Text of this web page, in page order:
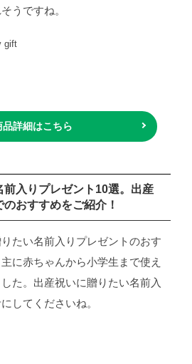
うですね。
gift
品詳細はこちら
入りプレゼント10選。出産
おすすめをご紹介！
たい名前入りプレゼントのおす
に赤ちゃんから小学生まで使え
た。出産祝いに贈りたい名前入
してくださいね。